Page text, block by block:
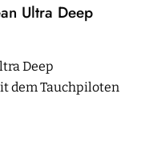
Ultra Deep
Deep
dem Tauchpiloten